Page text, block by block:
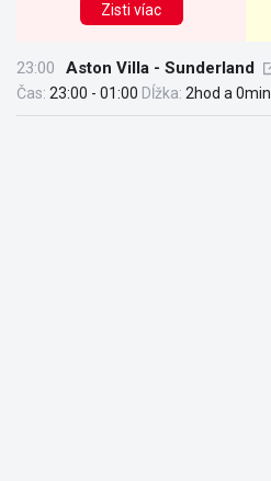
Zisti víac
23:00 Aston Villa - Sunderland
Čas: 23:00 - 01:00 Dĺžka: 2hod a 0min